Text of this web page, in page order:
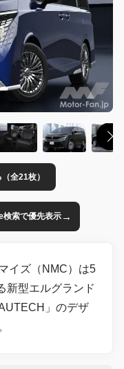
全21枚）
検索で優先表示→
イズ（NMC）は5
新型エルグランド
」のデザ